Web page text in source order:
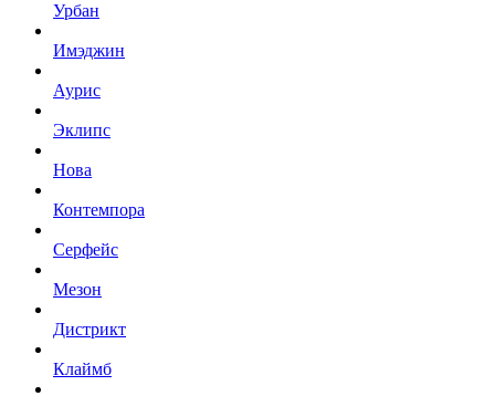
Урбан
Имэджин
Аурис
Эклипс
Нова
Контемпора
Серфейс
Мезон
Дистрикт
Клаймб